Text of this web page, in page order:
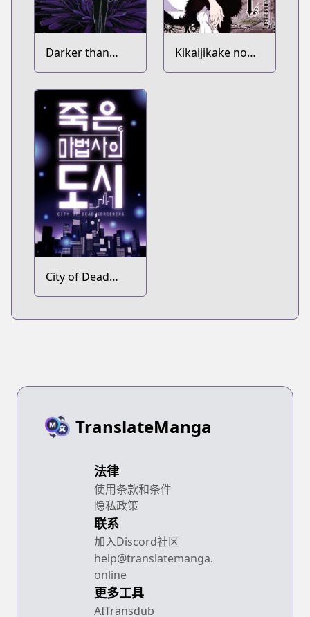
Darker than
Black: Shikkoku
no Hana
Kikaijikake no
Merdina
City of Dead
Sorcerers
TranslateManga
法律
使用条款和条件
隐私政策
联系
加入Discord社区
help@translatemanga.
online
更多工具
AITransdub